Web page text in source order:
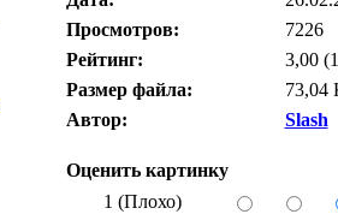
Просмотров:
7226
Рейтинг:
3,00
Размер файла:
73,04
Автор:
Slash
Оценить картинку
1 (Плохо)